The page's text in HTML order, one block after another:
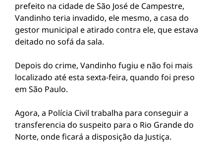
prefeito na cidade de São José de Campestre,
Vandinho teria invadido, ele mesmo, a casa do
gestor municipal e atirado contra ele, que estava
deitado no sofá da sala.
Depois do crime, Vandinho fugiu e não foi mais
localizado até esta sexta-feira, quando foi preso
em São Paulo.
Agora, a Polícia Civil trabalha para conseguir a
transferencia do suspeito para o Rio Grande do
Norte, onde ficará a disposição da Justiça.